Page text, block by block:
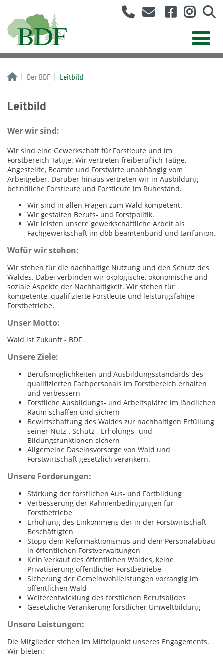
Der BDF Leitbild
Leitbild
Wer wir sind:
Wir sind eine Gewerkschaft für Forstleute und im
Forstbereich Tätige. Wir vertreten freiberuflich Tätige,
Angestellte, Beamte und Forstwirte unabhängig vom
Arbeitgeber. Darüber hinaus vertreten wir in Ausbildung
befindliche Forstleute und Forstleute im Ruhestand.
Wir sind in allen Fragen zum Wald kompetent.
Wir gestalten Berufs- und Forstpolitik.
Wir leisten unsere gewerkschaftliche Arbeit als
Fachgewerkschaft im dbb beamtenbund und tarifunion.
Wofür wir stehen:
Wir stehen für die nachhaltige Nutzung und den Schutz des
Waldes. Dabei verbinden wir ökologische, ökonomische und
soziale Aspekte der Nachhaltigkeit. Wir stehen für
kompetente, qualifizierte Forstleute und leistungsfähige
Forstbetriebe.
Unser Motto:
Wald ist Zukunft - BDF
Unsere Ziele:
Berufsmöglichkeiten und Ausbildungsstandards des
qualifizierten Fachpersonals im Forstbereich erhalten
und verbessern
Forstliche Ausbildungs- und Arbeitsplätze im ländlichen
Raum schaffen und sichern
Bewirtschaftung des Waldes zur nachhaltigen Erfüllung
seiner Nutz-, Schutz-, Erholungs- und
Bildungsfunktionen sichern
Allgemeine Daseinsvorsorge von Wald und
Forstwirtschaft gesetzlich verankern.
Unsere Forderungen:
Stärkung der forstlichen Aus- und Fortbildung
Verbesserung der Rahmenbedingungen für
Forstbetriebe
Erhöhung des Einkommens der in der Forstwirtschaft
Beschäftigten
Stopp dem Reformaktionismus und dem Personalabbau
in öffentlichen Forstverwaltungen
Kein Verkauf des öffentlichen Waldes, keine
Privatisierung öffentlicher Forstbetriebe
Sicherung der Gemeinwohlleistungen vorrangig im
öffentlichen Wald
Weiterentwicklung des forstlichen Berufsbildes
Gesetzliche Verankerung forstlicher Umweltbildung
Unsere Leistungen:
Die Mitglieder stehen im Mittelpunkt unseres Engagements.
Wir bieten: